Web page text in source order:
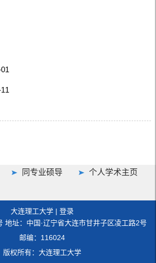
同专业硕导 个人学术主页
大连理工大学 | 登录
地址：中国·辽宁省大连市甘井子区凌工路2号
邮编：116024
版权所有：大连理工大学